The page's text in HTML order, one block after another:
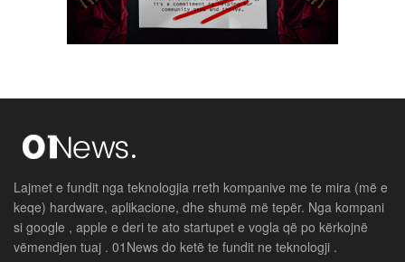
Lajmet e fundit nga teknologjia rreth kompanive me te mira (më e
keqe) hardware, aplikacione, dhe shumë më tepër. Nga kompani
si google , apple e deri te ato startupet e vogla që po kërkojnë
vëmendjen tuaj . 01News do ketë te fundit ne teknologji .